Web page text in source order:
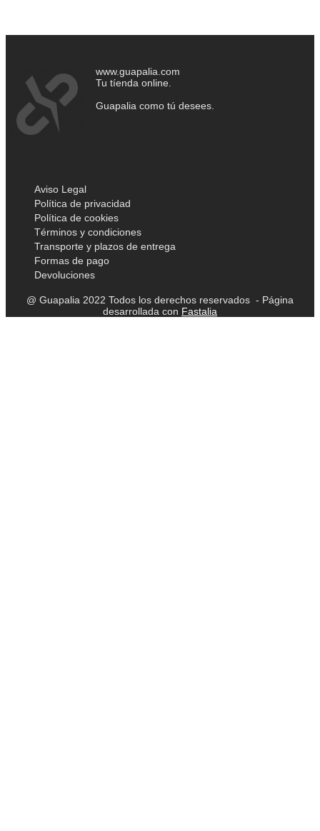
www.guapalia.com
Tu tíenda online.
Guapalia como tú desees.
Aviso Legal
Política de privacidad
Política de cookies
Términos y condiciones
Transporte y plazos de entrega
Formas de pago
Devoluciones
@ Guapalia 2022 Todos los derechos reservados - Página
desarrollada con Fastalia